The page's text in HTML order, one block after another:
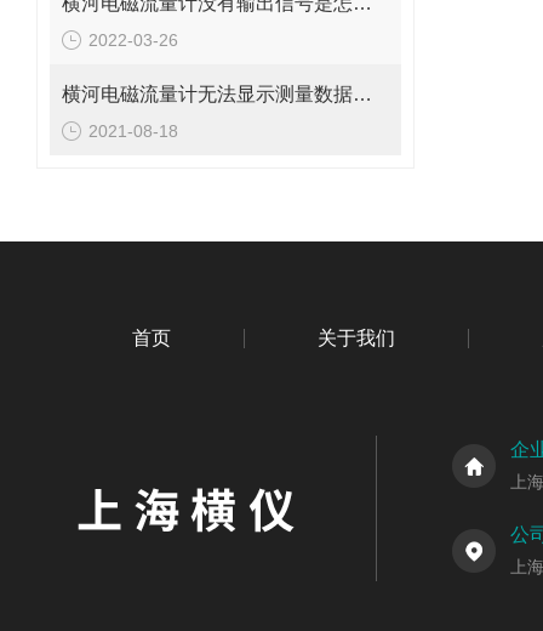
2022-03-26
横河电磁流量计无法显示测量数据的故障解决办法
2021-08-18
首页 关于我们
企
上
公
上